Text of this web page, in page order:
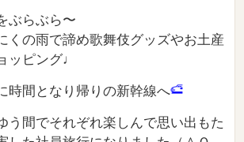
ぶらぶら〜
くの雨で諦め歌舞伎グッズやお土産
ッピング♩
時間となり帰りの新幹線へ
う間でそれぞれ楽しんで思い出もた